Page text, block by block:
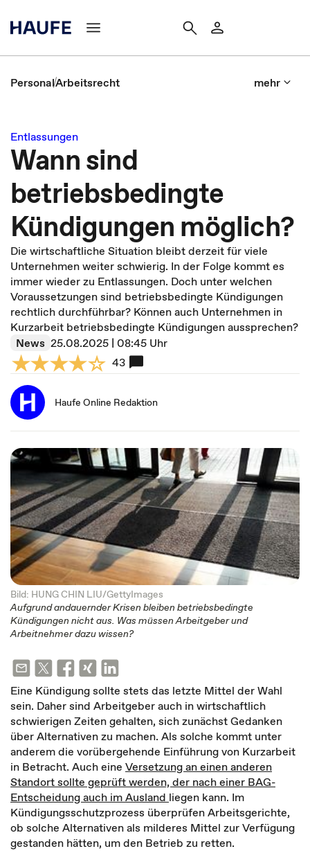
PersonalArbeitsrecht mehr
Entlassungen
Wann sind
betriebsbedingte
Kündigungen möglich?
Die wirtschaftliche Situation bleibt derzeit für viele
Unternehmen weiter schwierig. In der Folge kommt es
immer wieder zu Entlassungen. Doch unter welchen
Voraussetzungen sind betriebsbedingte Kündigungen
rechtlich durchführbar? Können auch Unternehmen in
Kurzarbeit betriebsbedingte Kündigungen aussprechen?
News 25.08.2025 | 08:45 Uhr
43
Haufe Online Redaktion
Bild: HUNG CHIN LIU/GettyImages
Aufgrund andauernder Krisen bleiben betriebsbedingte
Kündigungen nicht aus. Was müssen Arbeitgeber und
Arbeitnehmer dazu wissen?
Eine Kündigung sollte stets das letzte Mittel der Wahl
sein. Daher sind Arbeitgeber auch in wirtschaftlich
schwierigen Zeiten gehalten, sich zunächst Gedanken
über Alternativen zu machen. Als solche kommt unter
anderem die vorübergehende Einführung von Kurzarbeit
in Betracht. Auch eine Versetzung an einen anderen
Standort sollte geprüft werden, der nach einer BAG-
Entscheidung auch im Ausland liegen kann. Im
Kündigungsschutzprozess überprüfen Arbeitsgerichte,
ob solche Alternativen als milderes Mittel zur Verfügung
gestanden hätten, um den Betrieb zu retten.